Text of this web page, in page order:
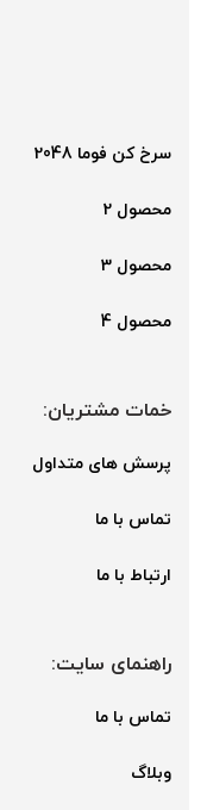
سرخ کن فوما 2048
محصول 2
محصول 3
محصول 4
خمات مشتریان:
پرسش های متداول
تماس با ما
ارتباط با ما
راهنمای سایت:
تماس با ما
وبلاگ